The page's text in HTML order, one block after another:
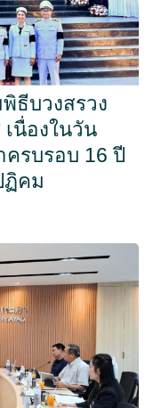
ธีบวงสรวง
นื่องในวัน
รบรอบ 16 ปี
ฏิคม